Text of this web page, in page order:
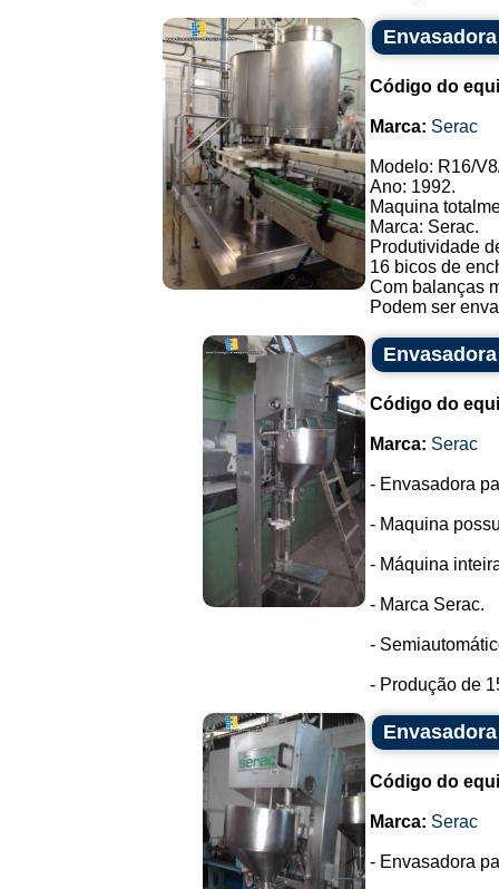
Código do
Marca: Serac
Modelo: R16/
Ano: 1992.
Maquina
Marca: Serac.
Produtividade
16 bicos de
Com balanças
Podem ser
Código do
Marca: Serac
- Envasadora
- Maquina
- Máquina
- Marca Serac.
-
- Produção de
Código do
Marca: Serac
- Envasadora